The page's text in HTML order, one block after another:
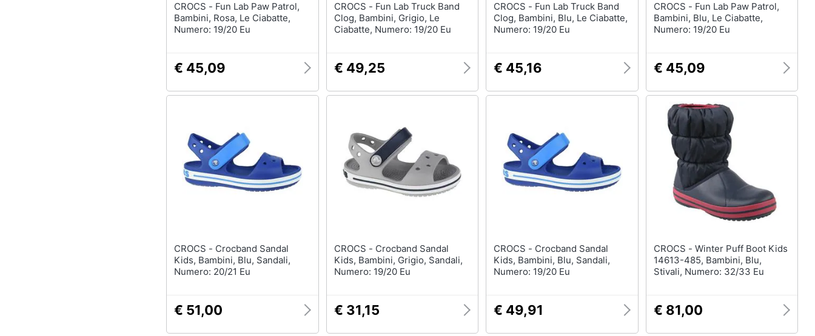
CROCS - Fun Lab Paw Patrol,
Bambini, Rosa, Le Ciabatte,
Numero: 19/20 Eu
€ 45,09
CROCS - Fun Lab Truck Band
Clog, Bambini, Grigio, Le
Ciabatte, Numero: 19/20 Eu
€ 49,25
CROCS - Fun Lab Truck Band
Clog, Bambini, Blu, Le Ciabatte,
Numero: 19/20 Eu
€ 45,16
CROCS - Fun Lab Paw Patrol,
Bambini, Blu, Le Ciabatte,
Numero: 19/20 Eu
€ 45,09
CROCS - Crocband Sandal
Kids, Bambini, Blu, Sandali,
Numero: 20/21 Eu
€ 51,00
CROCS - Crocband Sandal
Kids, Bambini, Grigio, Sandali,
Numero: 19/20 Eu
€ 31,15
CROCS - Crocband Sandal
Kids, Bambini, Blu, Sandali,
Numero: 19/20 Eu
€ 49,91
CROCS - Winter Puff Boot Kids
14613-485, Bambini, Blu,
Stivali, Numero: 32/33 Eu
€ 81,00